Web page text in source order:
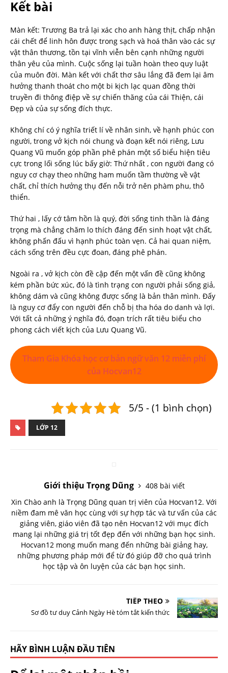
Kết bài
Màn kết: Trương Ba trả lại xác cho anh hàng thịt, chấp nhận
cái chết để linh hôn được trong sạch và hoá thân vào các sự
vật thân thương, tồn tại vĩnh viễn bên cạnh những người
thân yêu của mình. Cuộc sống lại tuần hoàn theo quy luật
của muôn đời. Màn kết với chất thơ sâu lắng đã đem lại âm
hưởng thanh thoát cho một bi kịch lạc quan đồng thời
truyền đi thông điệp về sự chiến thăng của cái Thiện, cái
Đẹp và của sự sống đích thực.
Không chí có ý nghĩa triết lí về nhân sinh, về hạnh phúc con
người, trong vở kịch nói chung và đoạn kết nói riêng, Lưu
Quang Vũ muốn góp phần phê phán một số biểu hiện tiêu
cực trong lối sống lúc bấy giờ: Thứ nhất , con người đang có
nguy cơ chạy theo những ham muốn tầm thường về vật
chất, chỉ thích hưởng thụ đến nỗi trở nên phàm phu, thô
thiển.
Thứ hai , lấy cớ tâm hồn là quý, đời sống tinh thần là đáng
trọng mà chẳng chăm lo thích đáng đến sinh hoạt vật chất,
không phấn đấu vì hạnh phúc toàn vẹn. Cả hai quan niệm,
cách sống trên đều cực đoan, đáng phê phán.
Ngoài ra , vở kịch còn đề cập đến một vấn đề cũng không
kém phần bức xúc, đó là tình trạng con người phải sống giả,
không dám và cũng không được sống là bản thân mình. Đấy
là nguy cơ đẩy con người đến chỗ bị tha hóa do danh và lợi.
Với tất cả những ý nghĩa đó, đoạn trích rất tiêu biểu cho
phong cách viết kịch của Lưu Quang Vũ.
Tham Gia Khóa học cơ bản ngữ văn 12 miễn phí
của Hocvan12
5/5 - (1 bình chọn)
LỚP 12
Giới thiệu Trọng Dũng
408 bài viết
Xin Chào anh là Trọng Dũng quan trị viên của Hocvan12. Với
niềm đam mê văn học cùng với sự hợp tác và tư vấn của các
giảng viên, giáo viên đã tạo nên Hocvan12 với mục đích
mang lại những giá trị tốt đẹp đến với những bạn học sinh.
Hocvan12 mong muốn mang đến những bài giảng hay,
những phương pháp mới để từ đó giúp đỡ cho quá trình
học tập và ôn luyện của các bạn học sinh.
TIẾP THEO
Sơ đồ tư duy Cảnh Ngày Hè tóm tắt kiến thức
HÃY BÌNH LUẬN ĐẦU TIÊN